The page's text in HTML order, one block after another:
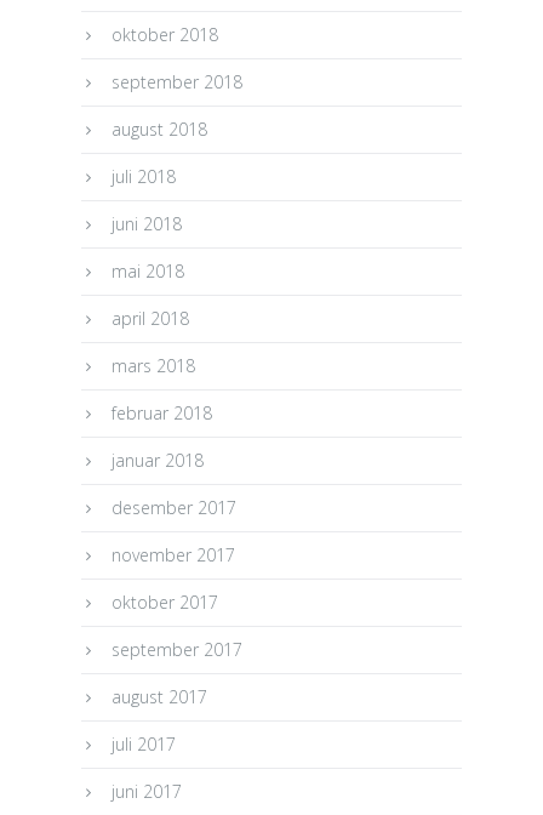
oktober 2018
september 2018
august 2018
juli 2018
juni 2018
mai 2018
april 2018
mars 2018
februar 2018
januar 2018
desember 2017
november 2017
oktober 2017
september 2017
august 2017
juli 2017
juni 2017